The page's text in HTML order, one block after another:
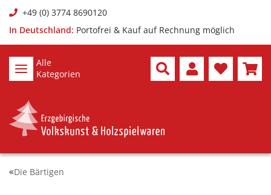
+49 (0) 3774 8690120
In Deutschland: Portofrei & Kauf auf Rechnung möglich
Alle
Kategorien
Die Bärtigen